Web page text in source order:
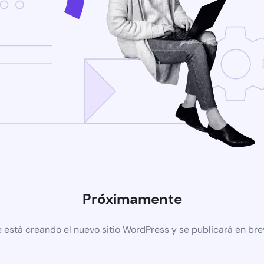
Próximamente
está creando el nuevo sitio WordPress y se publicará en